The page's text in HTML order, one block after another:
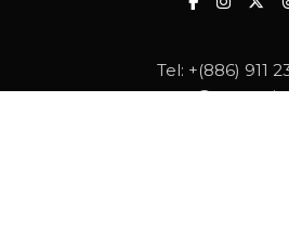
Tel: +(886) 911